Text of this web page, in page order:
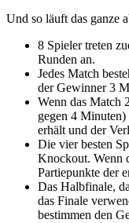
Und so läuft das ganze
8 Spieler treten
Runden an.
Jedes Match
der Gewinner 3
Wenn das Match
gegen 4
erhält und der
Die vier besten
Knockout. Wenn
Partiepunkte der
Das Halbfinale,
das Finale
bestimmen den